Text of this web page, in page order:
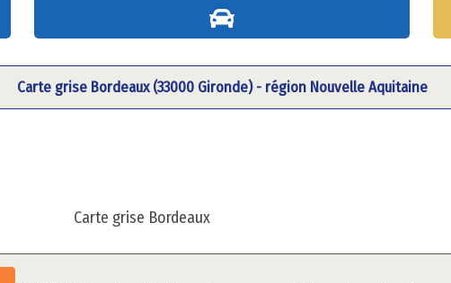
Carte grise Bordeaux (33000 Gironde) - région Nouvelle Aquitaine
Carte grise Bordeaux